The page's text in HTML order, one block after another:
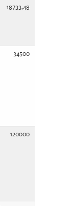
18733,48
34500
120000